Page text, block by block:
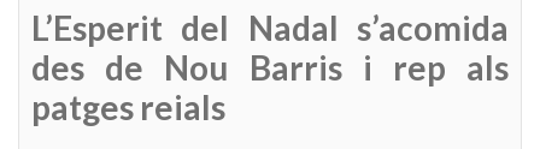
L’Esperit del Nadal s’acomida
des de Nou Barris i rep als
patges reials